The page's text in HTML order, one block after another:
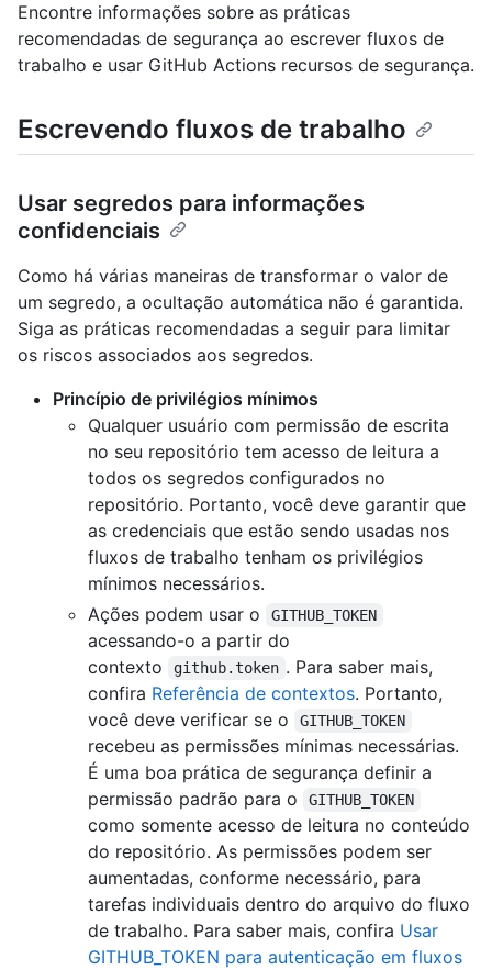
Encontre informações sobre as práticas
recomendadas de segurança ao escrever fluxos de
trabalho e usar GitHub Actions recursos de segurança.
Escrevendo fluxos de trabalho
Usar segredos para informações
confidenciais
Como há várias maneiras de transformar o valor de
um segredo, a ocultação automática não é garantida.
Siga as práticas recomendadas a seguir para limitar
os riscos associados aos segredos.
Princípio de privilégios mínimos
Qualquer usuário com permissão de escrita
no seu repositório tem acesso de leitura a
todos os segredos configurados no
repositório. Portanto, você deve garantir que
as credenciais que estão sendo usadas nos
fluxos de trabalho tenham os privilégios
mínimos necessários.
Ações podem usar o
GITHUB_TOKEN
acessando-o a partir do
contexto
github.token . Para saber mais,
confira Referência de contextos. Portanto,
você deve verificar se o
GITHUB_TOKEN
recebeu as permissões mínimas necessárias.
É uma boa prática de segurança definir a
permissão padrão para o
GITHUB_TOKEN
como somente acesso de leitura no conteúdo
do repositório. As permissões podem ser
aumentadas, conforme necessário, para
tarefas individuais dentro do arquivo do fluxo
de trabalho. Para saber mais, confira Usar
GITHUB_TOKEN para autenticação em fluxos